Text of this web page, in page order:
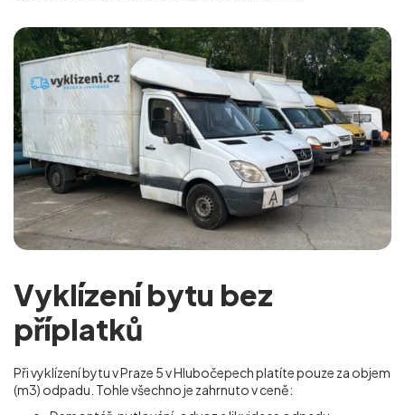
Vyklízení bytu bez
příplatků
Při vyklízení bytu v Praze 5 v Hlubočepech platíte pouze za objem
(m3) odpadu. Tohle všechno je zahrnuto v ceně: